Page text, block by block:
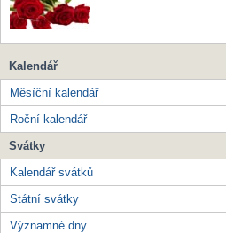
Kalendář
Měsíční kalendář
Roční kalendář
Svátky
Kalendář svátků
Státní svátky
Významné dny